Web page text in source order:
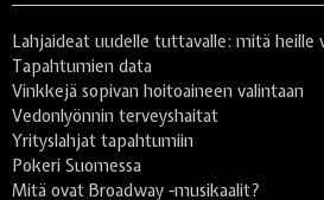
Lahjaideat uudelle tuttavalle: mitä heille
Tapahtumien data
Vinkkejä sopivan hoitoaineen valintaan
Vedonlyönnin terveyshaitat
Yrityslahjat tapahtumiin
Pokeri Suomessa
Mitä ovat Broadway -musikaalit?